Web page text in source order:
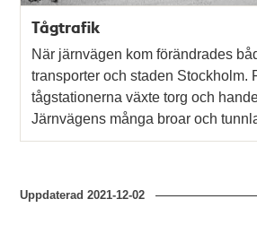
Tågtrafik
När järnvägen kom förändrades
transporter och staden Stockholm.
tågstationerna växte torg och
Järnvägens många broar och
Uppdaterad2021-12-02